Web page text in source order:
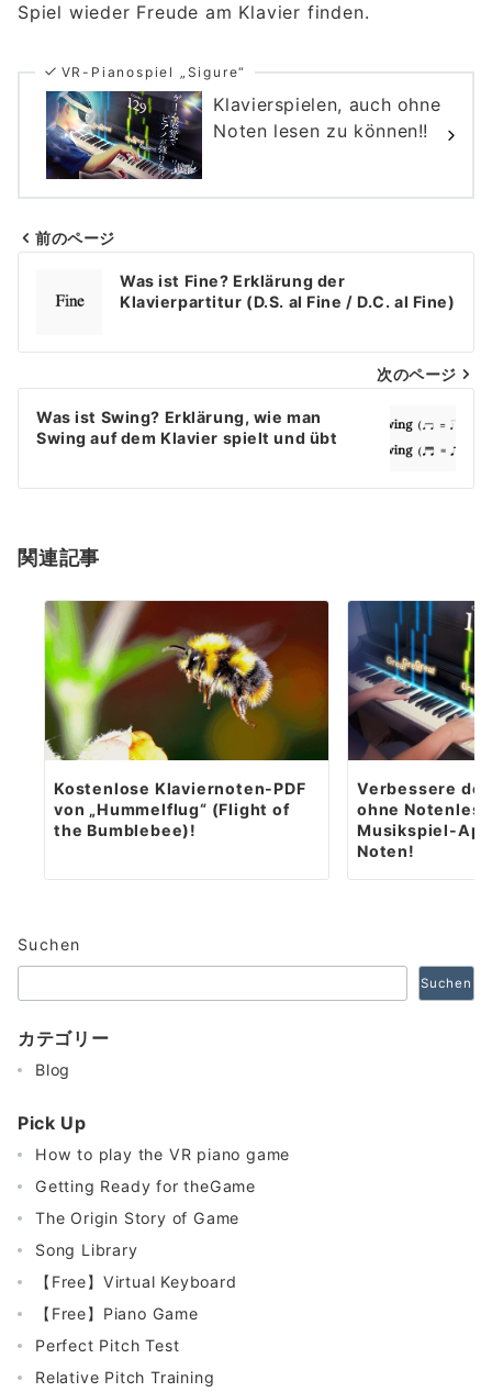
Spiel wieder Freude am Klavier finden.
VR-Pianospiel „Sigure“
Klavierspielen, auch ohne
Noten lesen zu können!!
Beitragsnavigation
前のページ
Was ist Fine? Erklärung der
Klavierpartitur (D.S. al Fine / D.C. al Fine)
次のページ
Was ist Swing? Erklärung, wie man
Swing auf dem Klavier spielt und übt
関連記事
Kostenlose Klaviernoten-PDF
von „Hummelflug“ (Flight of
the Bumblebee)!
Verbessere
ohne
Musikspiel-
Noten!
Suchen
Suchen
カテゴリー
Blog
Pick Up
How to play the VR piano game
Getting Ready for theGame
The Origin Story of Game
Song Library
【Free】Virtual Keyboard
【Free】Piano Game
Perfect Pitch Test
Relative Pitch Training